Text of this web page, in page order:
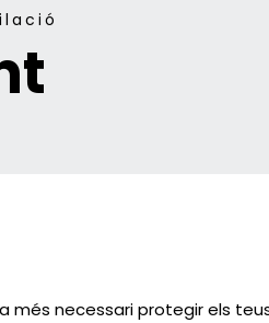
més necessari protegir els